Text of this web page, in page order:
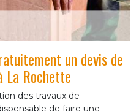
un devis de
La Rochette
des travaux de
de faire une